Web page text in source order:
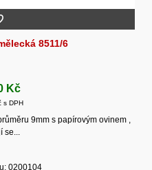
8511/6
Kč
s DPH
9mm s papírovým ovinem ,
se...
0200104